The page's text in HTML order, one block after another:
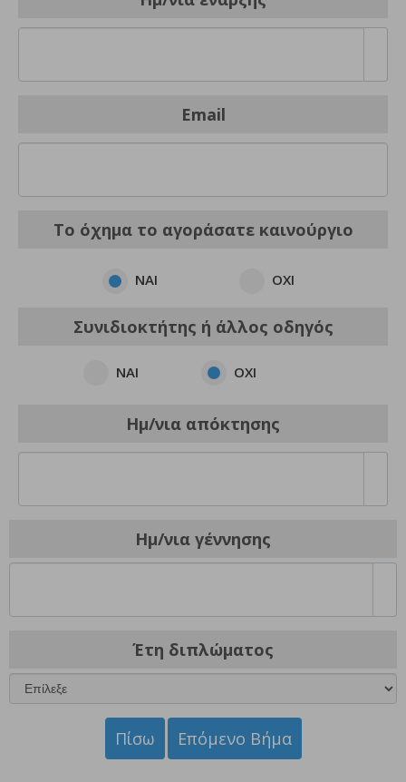
Email
Το όχημα το αγοράσατε καινούργιο
NAI OXI
Συνιδιοκτήτης ή άλλος οδηγός
NAI OXI
Ημ/νια απόκτησης
Ημ/νια γέννησης
Έτη διπλώματος
Πίσω Επόμενο Βήμα